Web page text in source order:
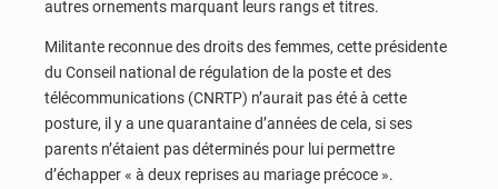
autres ornements marquant leurs rangs et titres.
Militante reconnue des droits des femmes, cette présidente
du Conseil national de régulation de la poste et des
télécommunications (CNRTP) n’aurait pas été à cette
posture, il y a une quarantaine d’années de cela, si ses
parents n’étaient pas déterminés pour lui permettre
d’échapper « à deux reprises au mariage précoce ».